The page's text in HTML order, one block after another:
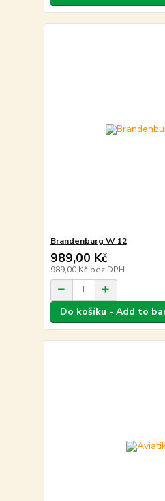
Brandenburg W 12
989,00 Kč
989,00 Kč bez DPH
Do košíku - Add to